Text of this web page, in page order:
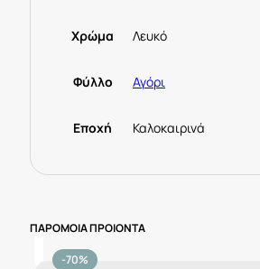
Χρώμα Λευκό
Φύλλο Αγόρι
Εποχή Καλοκαιρινά
ΠΑΡΟΜΟΙΑ ΠΡΟΙΟΝΤΑ
-70%